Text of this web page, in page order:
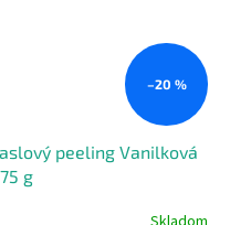
–20 %
peeling Vanilková
g